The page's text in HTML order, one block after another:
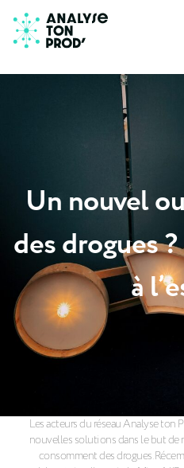
Aller au contenu
Un nouvel
des drogues
à
Les acteurs du réseau Analyse ton
nouvelles solutions dans le but de
consomment des drogues.